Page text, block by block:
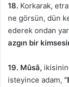
18. Korkarak,
ne görsün, dün
ederek ondan
azgın bir
19. Mûsâ, ikisinin
isteyince adam,